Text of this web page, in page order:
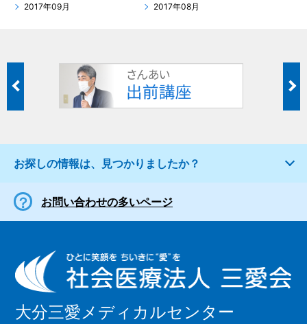
2017年09月
2017年08月
お探しの情報は、見つかりましたか？
お問い合わせの多いページ
大分三愛メディカルセンター